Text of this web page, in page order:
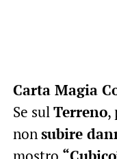
Carta Magia
Se sulTerreno,
nonsubire